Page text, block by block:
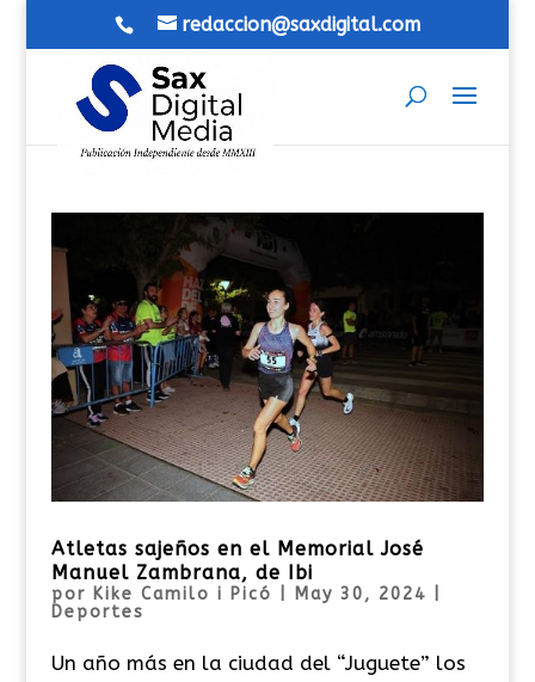
redaccion@saxdigital.com
Atletas sajeños en el Memorial José
Manuel Zambrana, de Ibi
por Kike Camilo i Picó May 30, 2024
Deportes
Un año más en la ciudad del “Juguete” los